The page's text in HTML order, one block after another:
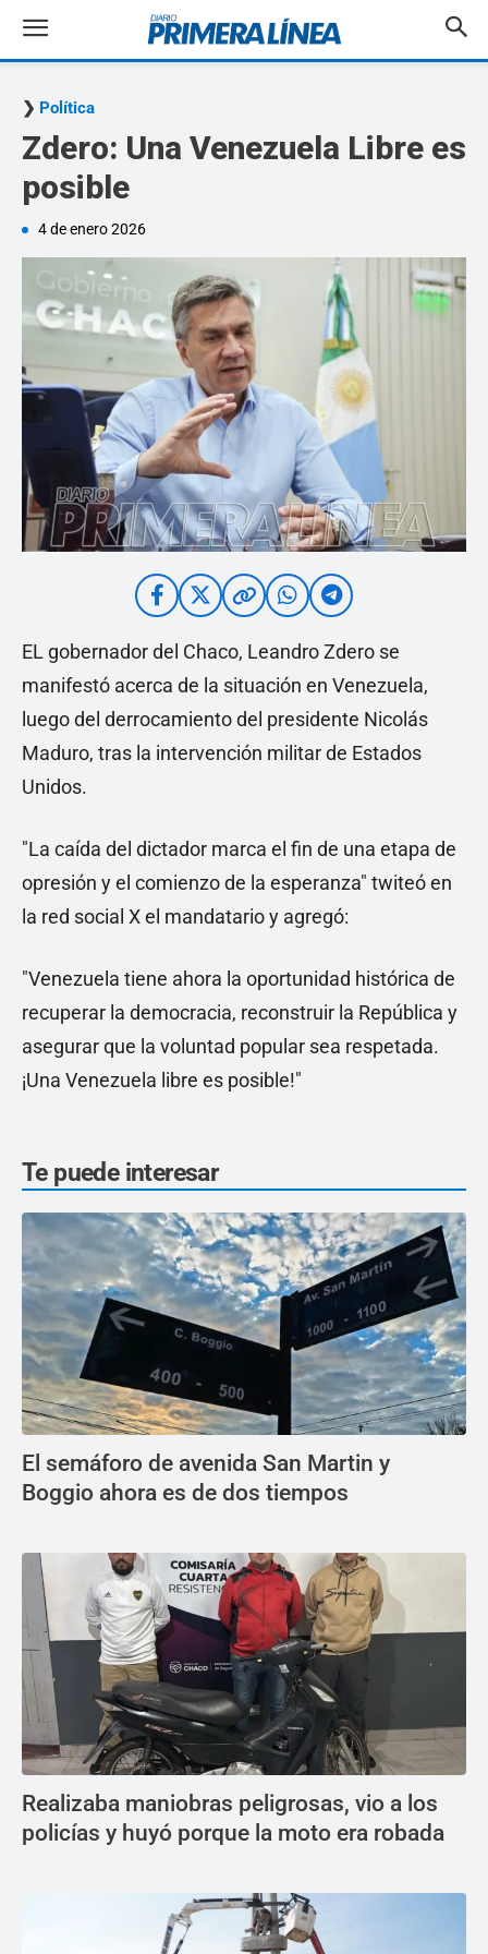
Política
Zdero: Una Venezuela Libre es
posible
4 de enero 2026
EL gobernador del Chaco, Leandro Zdero se
manifestó acerca de la situación en Venezuela,
luego del derrocamiento del presidente Nicolás
Maduro, tras la intervención militar de Estados
Unidos.
"La caída del dictador marca el fin de una etapa de
opresión y el comienzo de la esperanza" twiteó en
la red social X el mandatario y agregó:
"Venezuela tiene ahora la oportunidad histórica de
recuperar la democracia, reconstruir la República y
asegurar que la voluntad popular sea respetada.
¡Una Venezuela libre es posible!"
Te puede interesar
El semáforo de avenida San Martin y
Boggio ahora es de dos tiempos
Realizaba maniobras peligrosas, vio a los
policías y huyó porque la moto era robada